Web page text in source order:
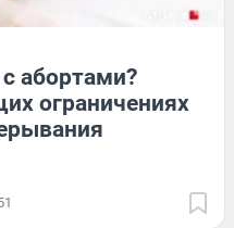
абортами?
ограничениях